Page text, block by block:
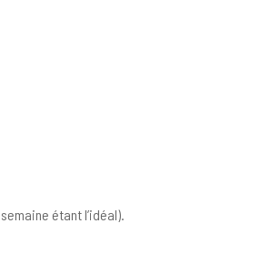
étant l’idéal).